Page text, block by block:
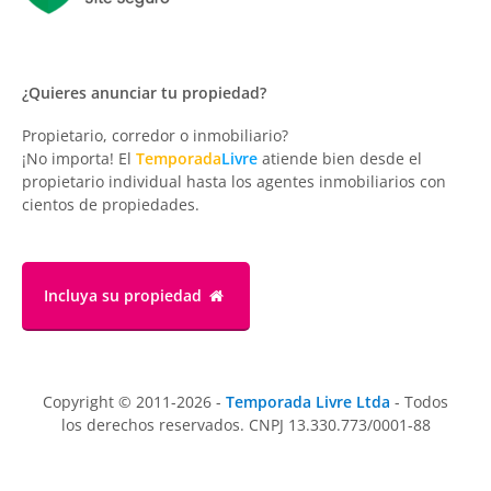
¿Quieres anunciar tu propiedad?
Propietario, corredor o inmobiliario?
¡No importa! El TemporadaLivre atiende bien desde el
propietario individual hasta los agentes inmobiliarios con
cientos de propiedades.
Incluya su propiedad
Copyright © 2011-2026 - Temporada Livre Ltda - Todos
los derechos reservados. CNPJ 13.330.773/0001-88